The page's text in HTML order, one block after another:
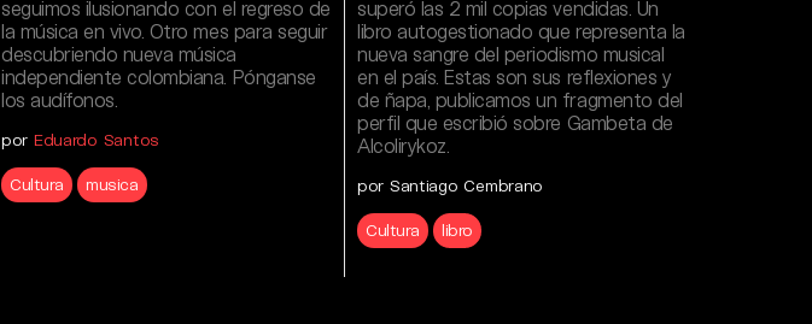
seguimos ilusionando con el regreso de
la música en vivo. Otro mes para seguir
descubriendo nueva música
independiente colombiana. Pónganse
los audífonos.
por Eduardo Santos
Cultura musica
superó las 2 mil copias vendidas. Un
libro autogestionado que representa la
nueva sangre del periodismo musical
en el país. Estas son sus reflexiones y
de ñapa, publicamos un fragmento del
perfil que escribió sobre Gambeta de
Alcolirykoz.
por Santiago Cembrano
Cultura libro